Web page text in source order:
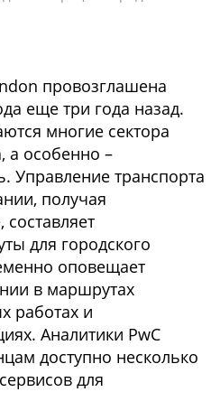
провозглашена
еще три года назад.
многие сектора
а особенно –
Управление транспорта
получая
для городского
оповещает
в маршрутах
работах и
Аналитики PwC
доступно несколько
для